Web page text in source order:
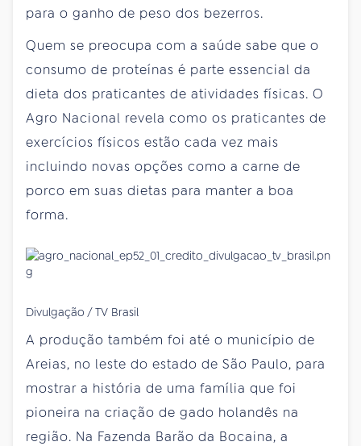
para o ganho de peso dos bezerros.
Quem se preocupa com a saúde sabe que o
consumo de proteínas é parte essencial da
dieta dos praticantes de atividades físicas. O
Agro Nacional revela como os praticantes de
exercícios físicos estão cada vez mais
incluindo novas opções como a carne de
porco em suas dietas para manter a boa
forma.
Divulgação / TV Brasil
A produção também foi até o município de
Areias, no leste do estado de São Paulo, para
mostrar a história de uma família que foi
pioneira na criação de gado holandês na
região. Na Fazenda Barão da Bocaina, a